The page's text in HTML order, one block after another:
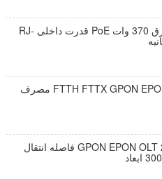
سوئیچ اترنت شبکه برق 370 وات PoE قدرت داخلی RJ-
راه حل شبکه FTTH FTTX GPON EPON OLT مصرف
1G/10G پورت GPON EPON OLT 20km فاصله انتقال